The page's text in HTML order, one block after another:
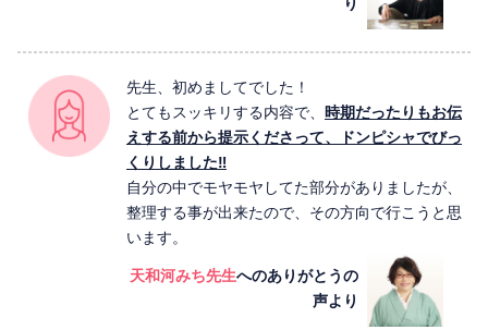
先生、初めましてでした！
とてもスッキリする内容で、 時期だったりもお伝
えする前から提示くださって、ドンピシャでびっ
くりしました‼
自分の中でモヤモヤしてた部分がありましたが、
整理する事が出来たので、その方向で行こうと思
います。
天和河みち先生へのありがとうの
声より